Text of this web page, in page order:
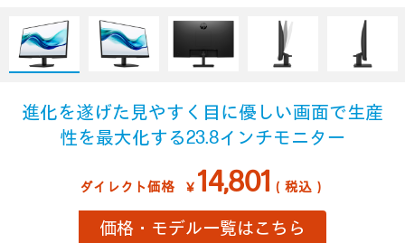
進化を遂げた見やすく目に優しい画面で生産
性を最大化する23.8インチモニター
ダイレクト価格 ￥ 14,801 （税込）
価格・モデル一覧はこちら